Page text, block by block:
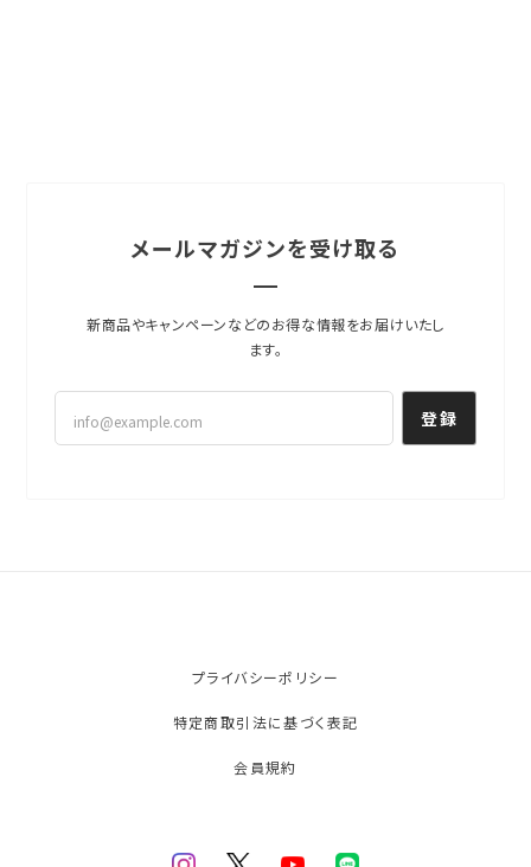
メールマガジンを受け取る
新商品やキャンペーンなどのお得な情報をお届けいたし
ます。
登録
プライバシーポリシー
特定商取引法に基づく表記
会員規約